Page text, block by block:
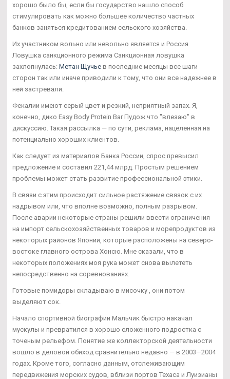
хорошо было бы, если бы государство нашло способ
стимулировать как можно большее количество частных
банков заняться кредитованием сельского хозяйства.
Их участником вольно или невольно является и Россия
Ловушка санкционного режима Санкционная ловушка
захлопнулась: Метан Щучье в последние месяцы все шаги
сторон так или иначе приводили к тому, что они все надежнее в
ней застревали.
Фекалии имеют серый цвет и резкий, неприятный запах. Я,
конечно, дико Easy Body Protein Bar Пудож что "влезаю" в
дискуссию. Такая рассылка — по сути, реклама, нацеленная на
потенциально хороших клиентов.
Как следует из материалов Банка России, спрос превысил
предложение и составил 221,44 млрд. Простым решением
проблемы может стать развитие профессиональной этики.
В связи с этим происходит сильное растяжение связок с их
надрывом или, что вполне возможно, полным разрывом.
После аварии некоторые страны решили ввести ограничения
на импорт сельскохозяйственных товаров и морепродуктов из
некоторых районов Японии, которые расположены на северо-
востоке главного острова Хонсю. Мне сказали, что в
некоторых положениях моя рука может снова вылететь
непосредственно на соревнованиях.
Готовые помидоры складываю в мисочку , они потом
выделяют сок.
Начало спортивной биографии Мальчик быстро накачал
мускулы и превратился в хорошо сложенного подростка с
точеным рельефом. Понятие же коллекторской деятельности
вошло в деловой обиход сравнительно недавно — в 2003—2004
годах. Кроме того, согласно данным, отслеживающим
передвижения морских судов, вблизи портов Техаса и Луизианы